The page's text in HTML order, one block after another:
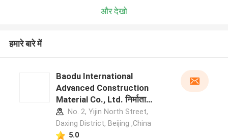
और देखो
हमारे बारे में
Baodu International
Advanced Construction
Material Co., Ltd. निर्माता
प्रोफ़ाइलNo. 2, Yijin North Street,
Daxing District, Beijing ,China
5.0